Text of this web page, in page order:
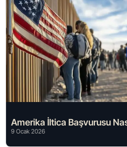
Amerika İltica Başvurusu
9 Ocak 2026